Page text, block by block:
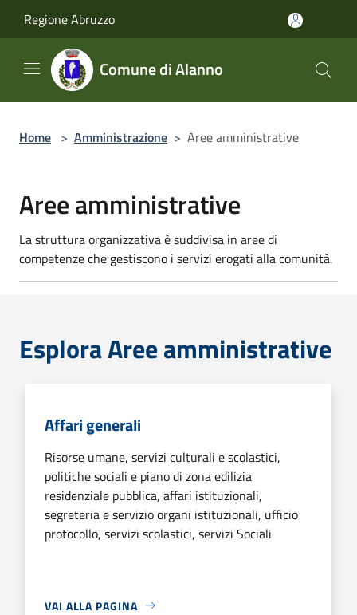
Regione Abruzzo
Comune di Alanno
Home > Amministrazione > Aree amministrative
Aree amministrative
La struttura organizzativa è suddivisa in aree di
competenze che gestiscono i servizi erogati alla comunità.
Esplora Aree amministrative
Affari generali
Risorse umane, servizi culturali e scolastici,
politiche sociali e piano di zona edilizia
residenziale pubblica, affari istituzionali,
segreteria e servizio organi istituzionali, ufficio
protocollo, servizi scolastici, servizi Sociali
VAI ALLA PAGINA